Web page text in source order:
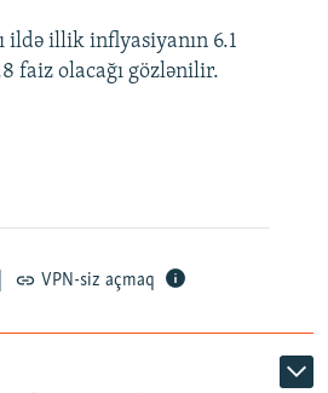
360p
480p
ildə illik inflyasiyanın 6.1
faiz olacağı gözlənilir.
VPN-siz açmaq